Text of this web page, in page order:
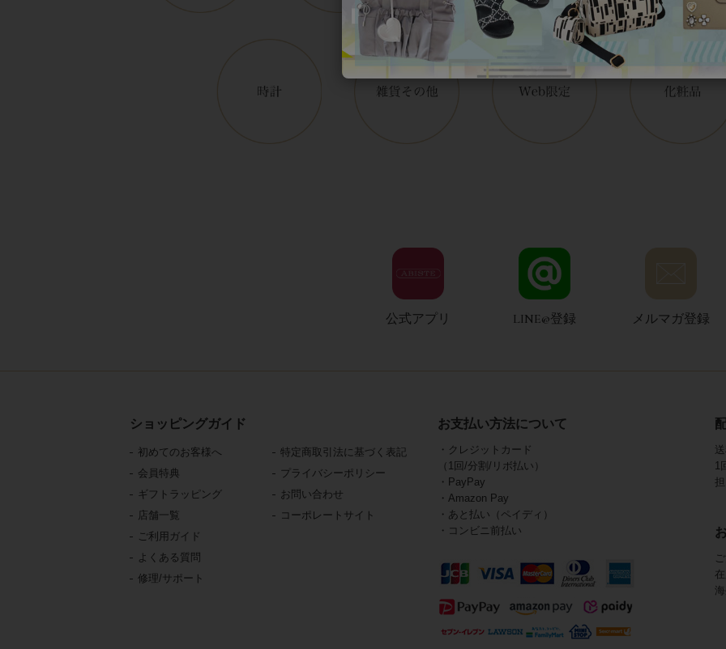
公式アプリ LINE@登録 メルマガ登録
ショッピングガイド
初めてのお客様へ
会員特典
ギフトラッピング
店舗一覧
ご利用ガイド
よくある質問
修理/サポート
特定商取引法に基づく表記
プライバシーポリシー
お問い合わせ
コーポレートサイト
お支払い方法について
・クレジットカード
（1回/分割/リボ払い）
・PayPay
・Amazon Pay
・あと払い（ペイディ）
・コンビニ前払い
1